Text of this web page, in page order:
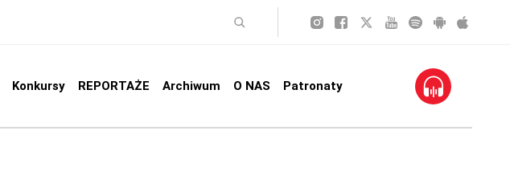
Konkursy REPORTAŻE Archiwum O NAS Patronaty